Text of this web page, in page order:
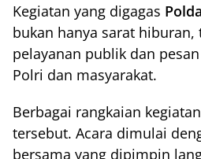
Kegiatan yang digagas
bukan hanya sarat hiburan,
pelayanan publik dan
Polri dan masyarakat.
Berbagai rangkaian
tersebut. Acara dimulai
bersama yang dipimpin